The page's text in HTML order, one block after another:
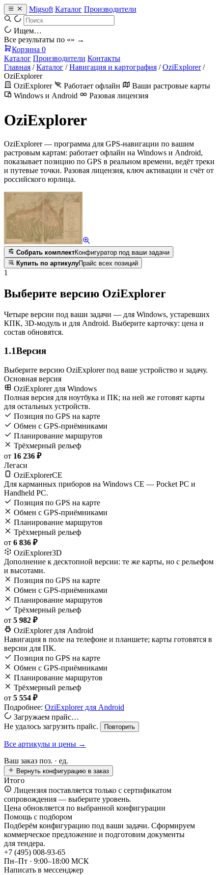
Migsoft Каталог Производители
Ищем…
Все результаты по «» →
Корзина 0
Каталог Производители Контакты
Главная / Каталог / Навигация и картография / OziExplorer /
OziExplorer
OziExplorer
Работает офлайн
Ваши растровые карты
Windows и Android
Разовая лицензия
OziExplorer
OziExplorer — программа для GPS-навигации по вашим
растровым картам: работает офлайн на Windows и Android,
показывает позицию по GPS в реальном времени, ведёт треки
и путевые точки. Разовая лицензия, ключ активации и счёт от
российского юрлица.
Собрать комплектКонфигуратор под ваши задачи
Купить по артикулуПрайс всех позиций
1
Выберите версию OziExplorer
Четыре версии под ваши задачи — для Windows, устаревших
КПК, 3D-модуль и для Android. Выберите карточку: цена и
состав обновятся.
1.1Версия
Выберите версию OziExplorer под ваше устройство и задачу.
Основная версия
OziExplorer для Windows
Полная версия для ноутбука и ПК; на ней же готовят карты
для остальных устройств.
Позиция по GPS на карте
Обмен с GPS-приёмниками
Планирование маршрутов
Трёхмерный рельеф
от 16 236 ₽
Легаси
OziExplorerCE
Для карманных приборов на Windows CE — Pocket PC и
Handheld PC.
Позиция по GPS на карте
Обмен с GPS-приёмниками
Планирование маршрутов
Трёхмерный рельеф
от 6 836 ₽
OziExplorer3D
Дополнение к десктопной версии: те же карты, но с рельефом
и высотами.
Позиция по GPS на карте
Обмен с GPS-приёмниками
Планирование маршрутов
Трёхмерный рельеф
от 5 982 ₽
OziExplorer для Android
Навигация в поле на телефоне и планшете; карты готовятся в
версии для ПК.
Позиция по GPS на карте
Обмен с GPS-приёмниками
Планирование маршрутов
Трёхмерный рельеф
от 5 554 ₽
Подробнее: OziExplorer для Android
Загружаем прайс…
Не удалось загрузить прайс.
Повторить
Все артикулы и цены →
Ваш заказ поз. · ед.
Вернуть конфигурацию в заказ
Итого
Лицензия поставляется только с сертификатом
сопровождения — выберите уровень.
Цена обновляется по выбранной конфигурации
Помощь с подбором
Подберём конфигурацию под ваши задачи. Сформируем
коммерческое предложение и подготовим документы
для тендера.
+7 (495) 008-93-65
Пн–Пт · 9:00–18:00 МСК
Написать в мессенджер